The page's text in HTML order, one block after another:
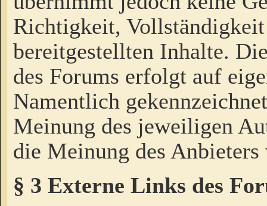
Richtigkeit,
bereitgestellten Inhalte.
des Forums erfolgt auf
Namentlich
Meinung des jeweiligen
die Meinung des Anbieters
§ 3 Externe Links des